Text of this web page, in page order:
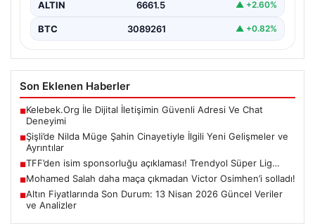
ALTIN 6661.5 ▲ +2.60%
BTC 3089261 ▲ +0.82%
Son Eklenen Haberler
■Kelebek.Org İle Dijital İletişimin Güvenli Adresi Ve Chat
Deneyimi
■Şişli’de Nilda Müge Şahin Cinayetiyle İlgili Yeni Gelişmeler ve
Ayrıntılar
■TFF’den isim sponsorluğu açıklaması! Trendyol Süper Lig…
■Mohamed Salah daha maça çıkmadan Victor Osimhen’i solladı!
■Altın Fiyatlarında Son Durum: 13 Nisan 2026 Güncel Veriler
ve Analizler